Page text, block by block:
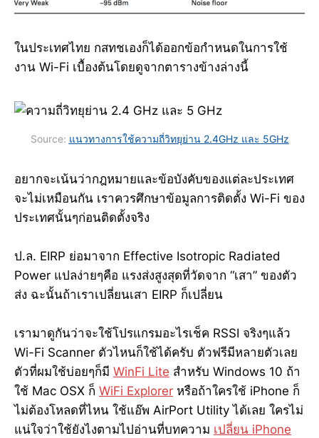
ในประเทศไทย กสทชเองก็ได้ออกข้อกำหนดในการใช้
งาน Wi-Fi เบื้องต้นโดยดูจากตารางข้างล่างนี้
Source: แนวทางการใช้ความถี่วิทยุย่าน 2.4GHz และ 5GHz
อยากจะเน้นว่ากฎหมายและข้อบังคับของแต่ละประเทศ
จะไม่เหมือนกัน เราควรศึกษาข้อมูลการติดตั้ง Wi-Fi ของ
ประเทศนั้นๆก่อนติดตั้งจริง
ป.ล. EIRP ย่อมาจาก Effective Isotropic Radiated
Power แปลง่ายๆคือ แรงส่งสูงสุดที่วัดจาก “เสา” ของตัว
ส่ง ฉะนั้นถ้าเราเปลี่ยนเสา EIRP ก็เปลี่ยน
เรามาดูกันว่าจะใช้โปรแกรมอะไรเช็ค RSSI จริงๆแล้ว
Wi-Fi Scanner ตัวไหนก็ใช้ได้ครับ ตัวฟรีมีหลายตัวเลย
ตัวที่ผมใช้บ่อยๆก็มี WinFi Lite สำหรับ Windows 10 ถ้า
ใช้ Mac OSX ก็ WiFi Explorer หรือถ้าใครใช้ iPhone ก็
ไม่ต้องโหลดที่ไหน ใช้แอ๊พ AirPort Utility ได้เลย ใครไม่
แน่ใจว่าใช้ยังไงตามไปอ่านที่บทความ เปลี่ยน iPhone